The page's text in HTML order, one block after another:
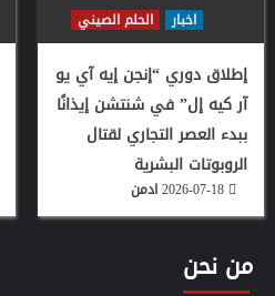
اخبار الحلم الصيني
إطلاق دوري “إنجن إيه آي يو
آر كيه إل” في شنتشن إيذانًا
ببدء العصر التجاري لقتال
الروبوتات البشرية
ادمن
من نحن